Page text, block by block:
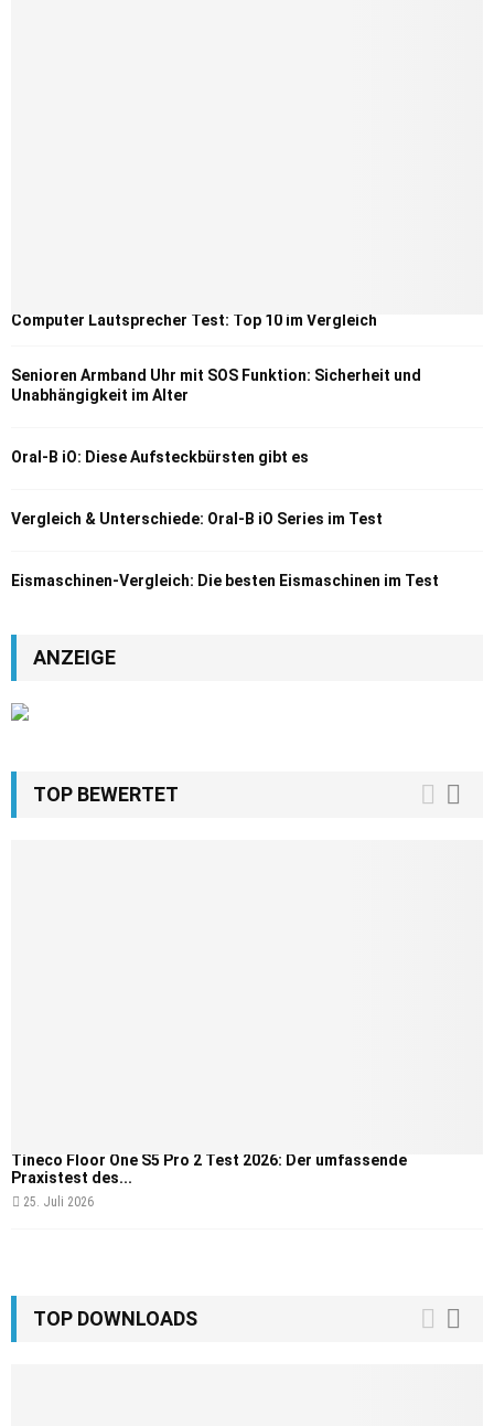
Computer Lautsprecher Test: Top 10 im Vergleich
Senioren Armband Uhr mit SOS Funktion: Sicherheit und
Unabhängigkeit im Alter
Oral-B iO: Diese Aufsteckbürsten gibt es
Vergleich & Unterschiede: Oral-B iO Series im Test
Eismaschinen-Vergleich: Die besten Eismaschinen im Test
ANZEIGE
TOP BEWERTET
Tineco Floor One S5 Pro 2 Test 2026: Der umfassende
Praxistest des...
25. Juli 2026
TOP DOWNLOADS